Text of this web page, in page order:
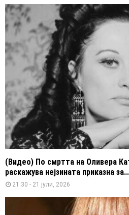
(Видео) По смртта на Оливера
раскажува нејзината приказна
21:30 - 21 јули, 2026